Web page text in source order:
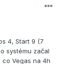
4, Start 9 (7
systému začal
Vegas na 4h